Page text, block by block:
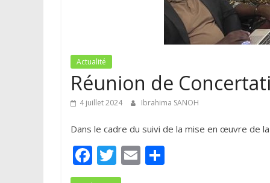
Actualité
Réunion de
4 juillet 2024 Ibrahima SANOH
Dans le cadre du suivi de la mise en œuvre de
F
ac
T
w
E